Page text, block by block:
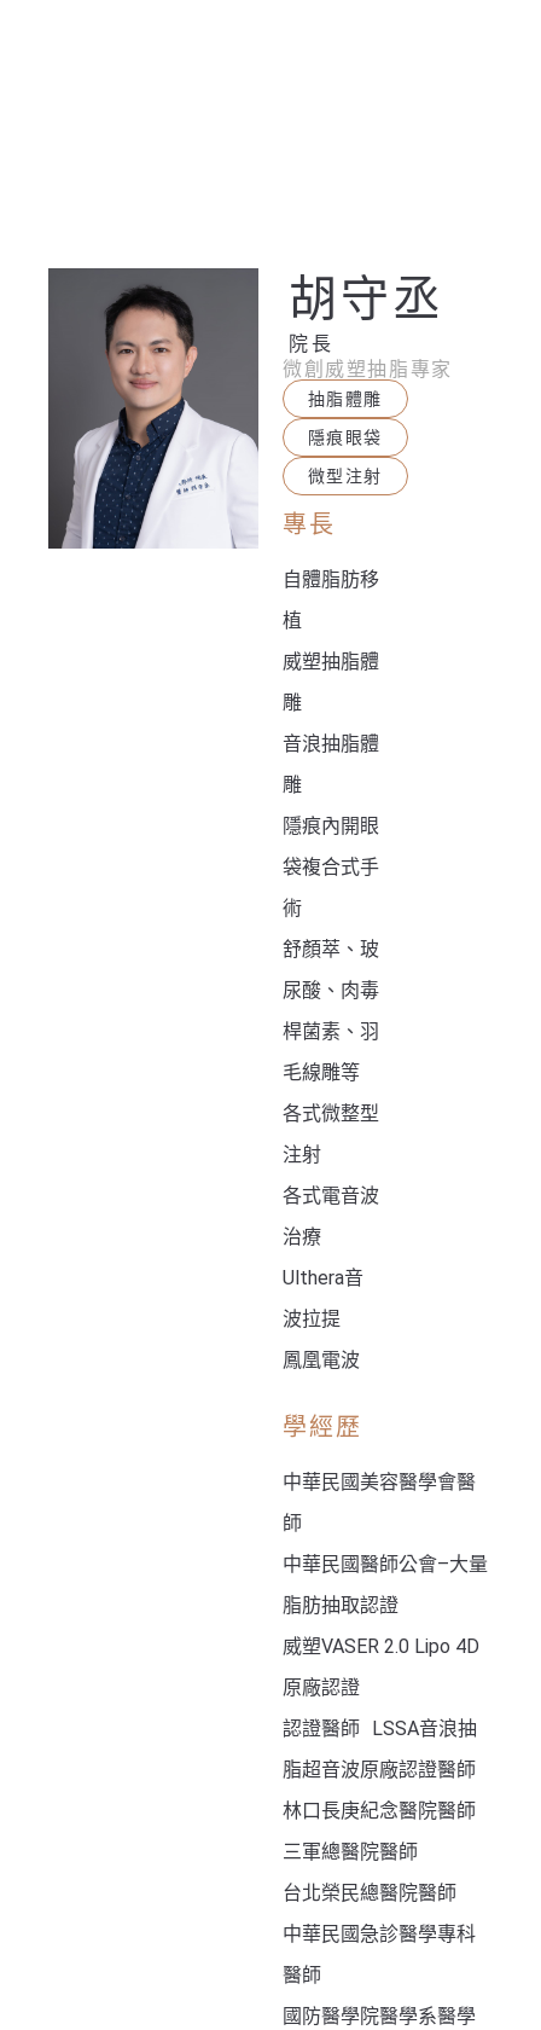
胡守丞
院長
微創威塑抽脂專家
抽脂體雕
隱痕眼袋
微型注射
專長
自體脂肪移
植
威塑抽脂體
雕
音浪抽脂體
雕
隱痕內開眼
袋複合式手
術
舒顏萃、玻
尿酸、肉毒
桿菌素、羽
毛線雕等
各式微整型
注射
各式電音波
治療
Ulthera音
波拉提
鳳凰電波
學經歷
中華民國美容醫學會醫
師
中華民國醫師公會–大量
脂肪抽取認證
威塑VASER 2.0 Lipo 4D
原廠認證
認證醫師 LSSA音浪抽
脂超音波原廠認證醫師
林口長庚紀念醫院醫師
三軍總醫院醫師
台北榮民總醫院醫師
中華民國急診醫學專科
醫師
國防醫學院醫學系醫學